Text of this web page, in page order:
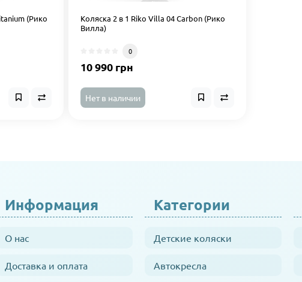
(Рико
Коляска 2 в 1 Riko Villa 04 Carbon (Рико
Вилла)
0
10 990 грн
Нет в наличии
Информация
О нас
Доставка и оплата
Категории
Детские коляски
Автокресла